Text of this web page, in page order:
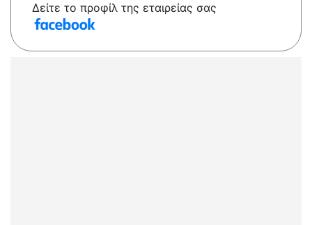
Δείτε το προφίλ της εταιρείας σας